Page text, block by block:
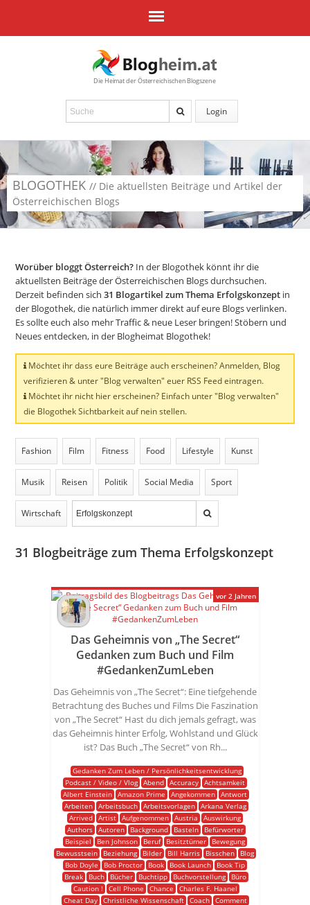
Die Heimat der Österreichischen Blogszene
Login
BLOGOTHEK // Die aktuellsten Beiträge und Artikel der
Österreichischen Blogs
Worüber bloggt Österreich? In der Blogothek könnt ihr die
aktuellsten Beiträge der Österreichischen Blogs durchsuchen.
Derzeit befinden sich31 Blogartikel zum Thema Erfolgskonzept in
der Blogothek, die natürlich immer direkt auf eure Blogs verlinken.
Es sollte euch also mehr Traffic & neue Leser bringen! Stöbern und
Neues entdecken, in der Blogheimat Blogothek!
Möchtet ihr dass eure Beiträge auch erscheinen? Anmelden, Blog
verifizieren & unter "Blog verwalten" euer RSS Feed eintragen.
Möchtet ihr nicht hier erscheinen? Einfach unter "Blog verwalten"
die Blogothek Sichtbarkeit auf nein stellen.
Fashion Film Fitness Food Lifestyle Kunst
Musik Reisen Politik Social Media Sport
Wirtschaft
31 Blogbeiträge zum Thema Erfolgskonzept
Das Geheimnis von „The Secret“
Gedanken zum Buch und Film
#GedankenZumLeben
Das Geheimnis von „The Secret“: Eine tiefgehende
Betrachtung des Buches und Films Die Faszination
von „The Secret“ Hast du dich jemals gefragt, was
das Geheimnis hinter Erfolg, Wohlstand und Glück
ist? Das Buch „The Secret“ von Rh...
Gedanken Zum Leben / Persönlichkeitsentwicklung
Podcast / Video / Vlog Abend Accuracy Achtsamkeit
Albert Einstein Amazon Prime Angekommen Antwort
Arbeiten
Arbeitsbuch Arbeitsvorlagen
Arkana Verlag
Arrived Artist Aufgenommen Austria
Auswirkung
Authors
Autoren Background Basteln
Befürworter
Beispiel
Ben Johnson Beruf Besitztümer
Bewegung
Bewusstsein
Beziehung Bilder Bill Harris Bisschen
Blog
Bob Doyle
Bob Proctor Book Book Launch
Book Tip
Break
Buch Bücher Buchtipp Buchvorstellung
Büro
Caution !
Cell Phone Chance
Charles F. Haanel
Cheat Day
Christliche Wissenschaft Coach
Comment
vor 2 Jahren